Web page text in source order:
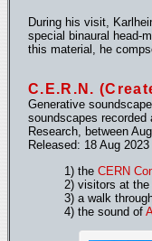
During his visit,
special binaural head-
this material, he
C.E.R.N.
Generative
soundscapes
Research, between
Released: 18 Aug 2023
1) the CERN
2) visitors at
3) a walk
4) the sound of